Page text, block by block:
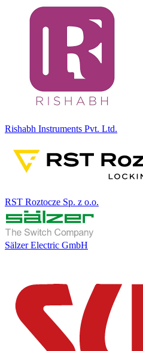
Rishabh Instruments Pvt. Ltd.
RST Roztocze Sp. z o.o.
Sälzer Electric GmbH